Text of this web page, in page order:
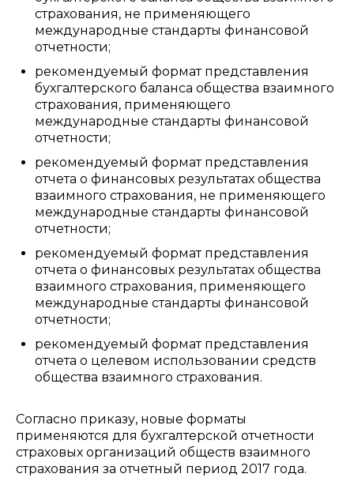
страхования, не применяющего
международные стандарты финансовой
отчетности;
рекомендуемый формат представления
бухгалтерского баланса общества взаимного
страхования, применяющего
международные стандарты финансовой
отчетности;
рекомендуемый формат представления
отчета о финансовых результатах общества
взаимного страхования, не применяющего
международные стандарты финансовой
отчетности;
рекомендуемый формат представления
отчета о финансовых результатах общества
взаимного страхования, применяющего
международные стандарты финансовой
отчетности;
рекомендуемый формат представления
отчета о целевом использовании средств
общества взаимного страхования.
Согласно приказу, новые форматы
применяются для бухгалтерской отчетности
страховых организаций обществ взаимного
страхования за отчетный период 2017 года.